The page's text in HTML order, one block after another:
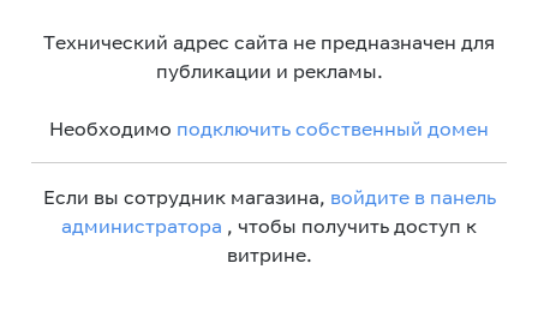
Технический адрес сайта не предназначен для
публикации и рекламы.
Необходимо подключить собственный домен
Если вы сотрудник магазина, войдите в панель
администратора , чтобы получить доступ к
витрине.